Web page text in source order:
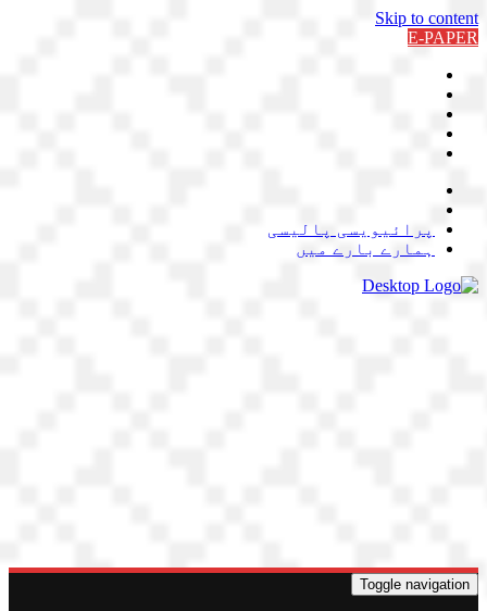
Skip to content
E-PAPER
پرائیویسی پالیسی
ہمارے بارے میں
Toggle navigation